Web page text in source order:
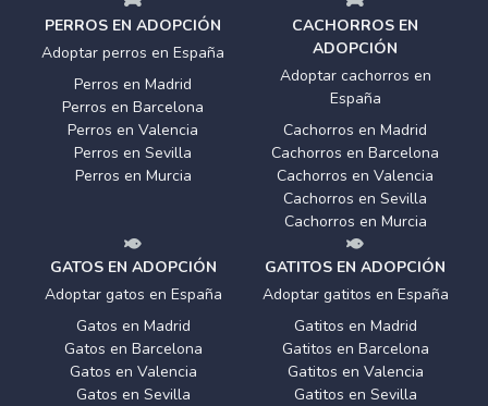
PERROS EN ADOPCIÓN
Adoptar perros en España
Perros en Madrid
Perros en Barcelona
Perros en Valencia
Perros en Sevilla
Perros en Murcia
CACHORROS EN
ADOPCIÓN
Adoptar cachorros en
España
Cachorros en Madrid
Cachorros en Barcelona
Cachorros en Valencia
Cachorros en Sevilla
Cachorros en Murcia
GATOS EN ADOPCIÓN
Adoptar gatos en España
Gatos en Madrid
Gatos en Barcelona
Gatos en Valencia
Gatos en Sevilla
GATITOS EN ADOPCIÓN
Adoptar gatitos en España
Gatitos en Madrid
Gatitos en Barcelona
Gatitos en Valencia
Gatitos en Sevilla